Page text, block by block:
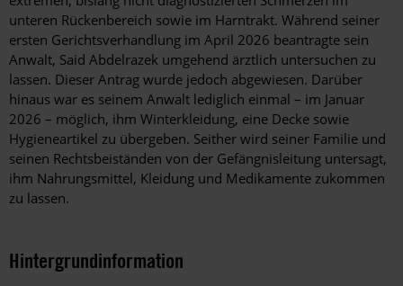
unteren Rückenbereich sowie im Harntrakt. Während seiner
ersten Gerichtsverhandlung im April 2026 beantragte sein
Anwalt, Said Abdelrazek umgehend ärztlich untersuchen zu
lassen. Dieser Antrag wurde jedoch abgewiesen. Darüber
hinaus war es seinem Anwalt lediglich einmal – im Januar
2026 – möglich, ihm Winterkleidung, eine Decke sowie
Hygieneartikel zu übergeben. Seither wird seiner Familie und
seinen Rechtsbeiständen von der Gefängnisleitung untersagt,
ihm Nahrungsmittel, Kleidung und Medikamente zukommen
zu lassen.
Hintergrundinformation